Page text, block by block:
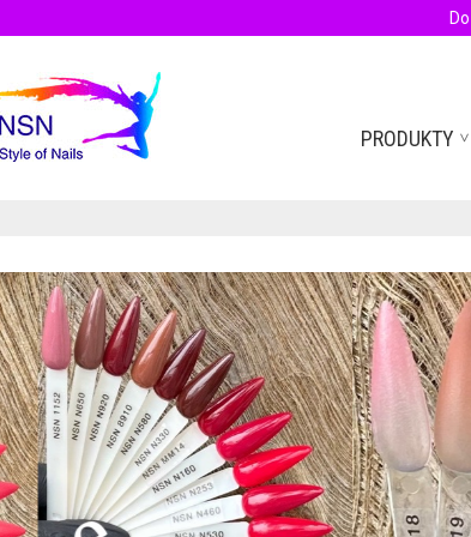
PRODUKTY